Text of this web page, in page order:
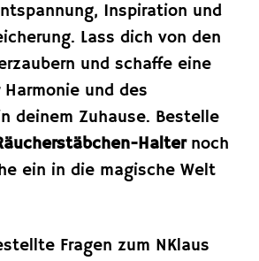
Inspiration und
Lass dich von den
und schaffe eine
und des
deinem Zuhause. Bestelle
Halternoch
ein in die magische Welt
Fragen zum NKlaus